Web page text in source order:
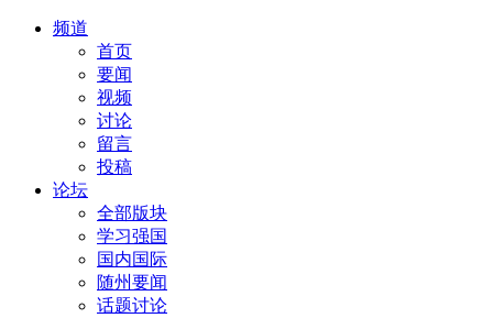
频道
首页
要闻
视频
讨论
留言
投稿
论坛
全部版块
学习强国
国内国际
随州要闻
话题讨论